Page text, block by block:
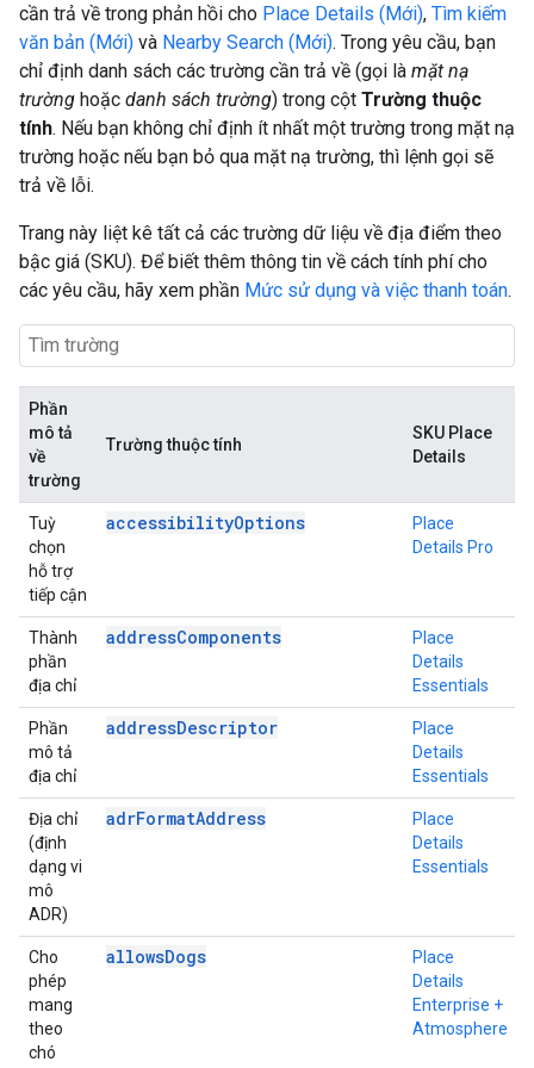
cần trả về trong phản hồi cho Place Details (Mới), Tìm kiếm
văn bản (Mới) và Nearby Search (Mới). Trong yêu cầu, bạn
chỉ định danh sách các trường cần trả về (gọi là mặt nạ
trường hoặc danh sách trường) trong cột Trường thuộc
tính. Nếu bạn không chỉ định ít nhất một trường trong mặt nạ
trường hoặc nếu bạn bỏ qua mặt nạ trường, thì lệnh gọi sẽ
trả về lỗi.
Trang này liệt kê tất cả các trường dữ liệu về địa điểm theo
bậc giá (SKU). Để biết thêm thông tin về cách tính phí cho
các yêu cầu, hãy xem phần Mức sử dụng và việc thanh toán.
Phần
mô tả
về
trường
Trường thuộc tính
SKU Place
Details
Tuỳ
chọn
hỗ trợ
tiếp cận
accessibilityOptions
Place
Details Pro
Thành
phần
địa chỉ
addressComponents
Place
Details
Essentials
Phần
mô tả
địa chỉ
addressDescriptor
Place
Details
Essentials
Địa chỉ
(định
dạng vi
mô
ADR)
adrFormatAddress
Place
Details
Essentials
Cho
phép
mang
theo
chó
allowsDogs
Place
Details
Enterprise +
Atmosphere